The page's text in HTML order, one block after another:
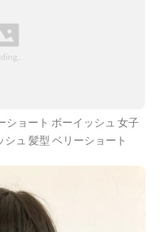
ショート ボーイッシュ 女子
ュ 髪型 ベリーショート